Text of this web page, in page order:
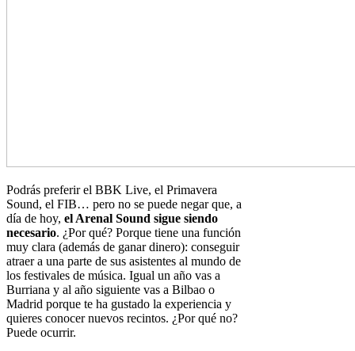
Podrás preferir el BBK Live, el Primavera
Sound, el FIB… pero no se puede negar que, a
día de hoy, el Arenal Sound sigue siendo
necesario. ¿Por qué? Porque tiene una función
muy clara (además de ganar dinero): conseguir
atraer a una parte de sus asistentes al mundo de
los festivales de música. Igual un año vas a
Burriana y al año siguiente vas a Bilbao o
Madrid porque te ha gustado la experiencia y
quieres conocer nuevos recintos. ¿Por qué no?
Puede ocurrir.